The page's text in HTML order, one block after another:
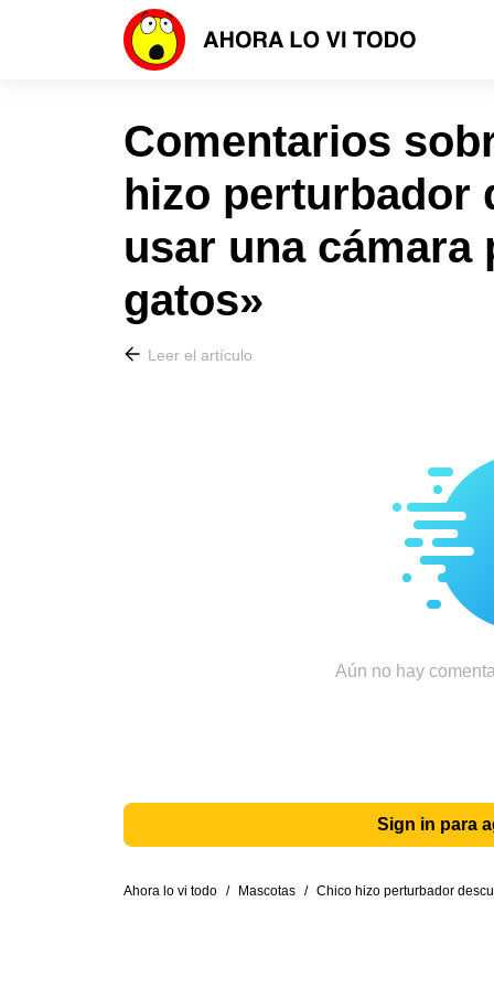
Comentarios
hizo perturbador
usar una cámara
gatos»
Leer el artículo
Aún no hay
Sign in para
Ahora lo vi todo / Mascotas / Chico hizo perturbador